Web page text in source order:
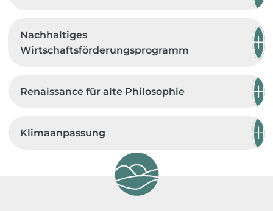
Nachhaltiges
Wirtschaftsförderungsprogramm
Renaissance für alte Philosophie
Klimaanpassung